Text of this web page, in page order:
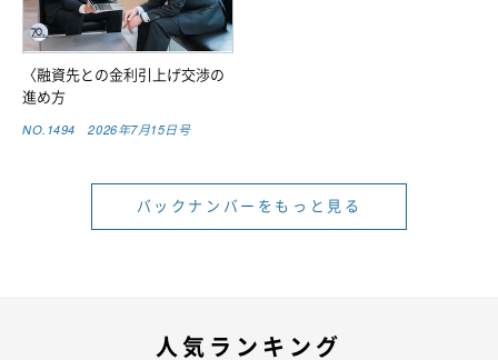
〈融資先との金利引上げ交渉の
進め方
NO.1494 2026年7月15日号
バックナンバーをもっと見る
人気ランキング